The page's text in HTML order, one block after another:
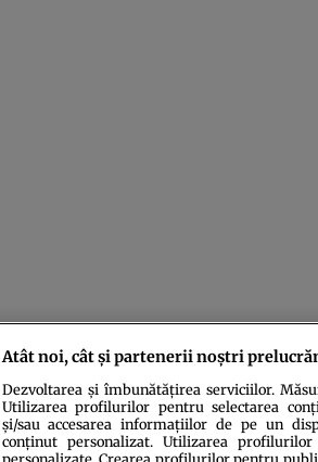
Atât noi, cât și partenerii noștri
Dezvoltarea și îmbunătățirea serviciilor.
Utilizarea profilurilor pentru selectarea
și/sau accesarea informațiilor de pe un
conținut personalizat. Utilizarea
personalizate. Crearea profilurilor pentru